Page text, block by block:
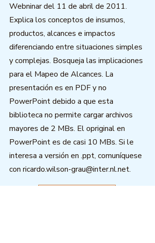
Webninar del 11 de abril de 2011.
Explica los conceptos de insumos,
productos, alcances e impactos
diferenciando entre situaciones simples
y complejas. Bosqueja las implicaciones
para el Mapeo de Alcances. La
presentación es en PDF y no
PowerPoint debido a que esta
biblioteca no permite cargar archivos
mayores de 2 MBs. El opriginal en
PowerPoint es de casi 10 MBs. Si le
interesa a versión en .ppt, comuníquese
con ricardo.wilson-grau@inter.nl.net.